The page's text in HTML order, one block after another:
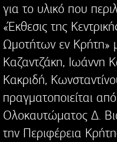
για το υλικό που
«Έκθεσις της
Ωμοτήτων εν Κρήτη»
Καζαντζάκη, Ιωάννη
Κακριδή,
πραγματοποιείται
Ολοκαυτώματος Δ.
την Περιφέρεια